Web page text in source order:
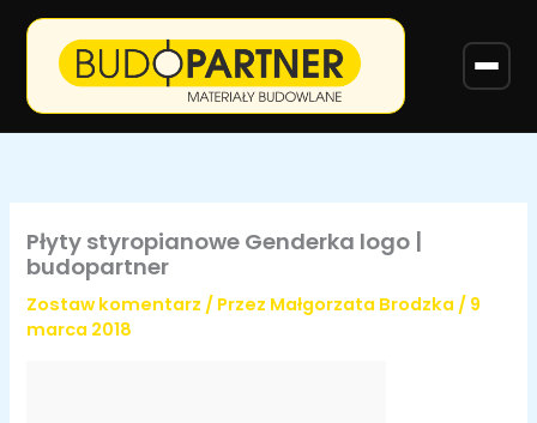
Przejdź
Płyty styropianowe Genderka logo |
budopartner
Zostaw komentarz / Przez Małgorzata Brodzka / 9
marca 2018